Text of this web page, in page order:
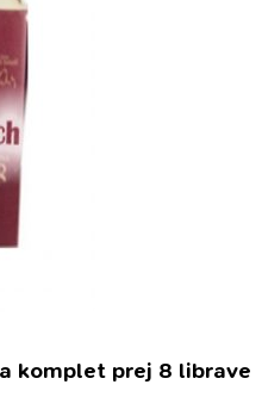
komplet prej 8 librave